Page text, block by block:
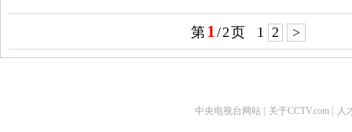
第1/2页 1 2 >
中央电视台网站 关于CCTV.com 人